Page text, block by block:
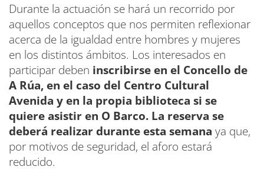
Durante la actuación se hará un recorrido por
aquellos conceptos que nos permiten reflexionar
acerca de la igualdad entre hombres y mujeres
en los distintos ámbitos. Los interesados en
participar deben inscribirse en el Concello de
A Rúa, en el caso del Centro Cultural
Avenida y en la propia biblioteca si se
quiere asistir en O Barco. La reserva se
deberá realizar durante esta semana ya que,
por motivos de seguridad, el aforo estará
reducido.